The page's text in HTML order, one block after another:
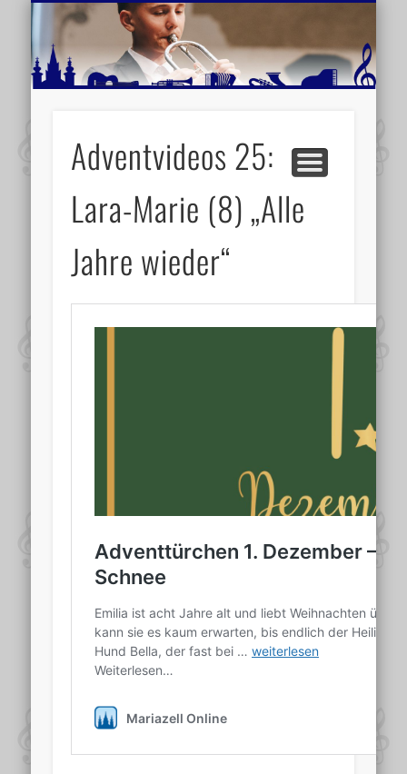
MUSIKSCHULE MARIAZELL
AKTUELLE BERICHTE
SCHULE
VIDEOS
VERANSTALTUNGSTIPPS
WEITERE INFORMATIONEN
Adventvideos 25:
Lara-Marie (8) „Alle
Jahre wieder“